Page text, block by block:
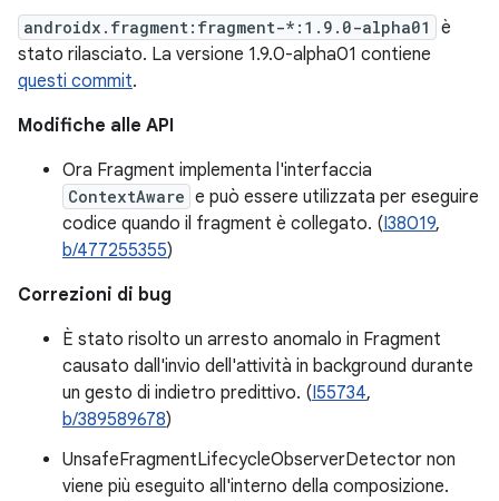
androidx.fragment:fragment-*:1.9.0-alpha01
è
stato rilasciato. La versione 1.9.0-alpha01 contiene
questi commit.
Modifiche alle API
Ora Fragment implementa l'interfaccia
ContextAware e può essere utilizzata per eseguire
codice quando il fragment è collegato. (I38019,
b/477255355)
Correzioni di bug
È stato risolto un arresto anomalo in Fragment
causato dall'invio dell'attività in background durante
un gesto di indietro predittivo. (I55734,
b/389589678)
UnsafeFragmentLifecycleObserverDetector non
viene più eseguito all'interno della composizione.